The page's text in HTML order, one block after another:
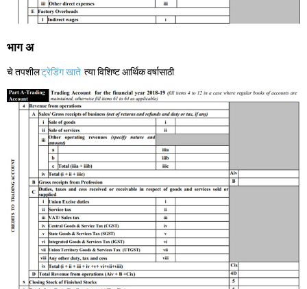
भाग अ
चे तपशीलट्रेडिंग खाते त्या विशिष्ट आर्थिक वर्षासाठी